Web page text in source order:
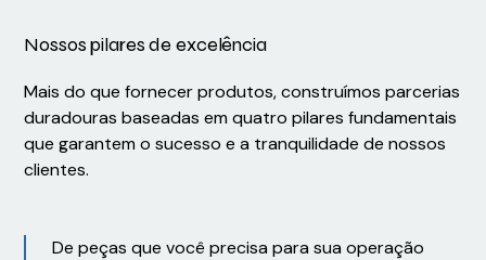
Nossos pilares de excelência
Mais do que fornecer produtos, construímos parcerias
duradouras baseadas em quatro pilares fundamentais
que garantem o sucesso e a tranquilidade de nossos
clientes.
De peças que você precisa para sua operação